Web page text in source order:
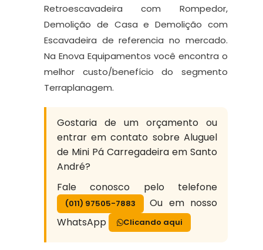
Retroescavadeira com Rompedor,
Demolição de Casa e Demolição com
Escavadeira de referencia no mercado.
Na Enova Equipamentos você encontra o
melhor custo/benefício do segmento
Terraplanagem.
Gostaria de um orçamento ou
entrar em contato sobre Aluguel
de Mini Pá Carregadeira em Santo
André?
Fale conosco pelo telefone
(011) 97505-7883
Ou em nosso
WhatsApp
Clicando aqui